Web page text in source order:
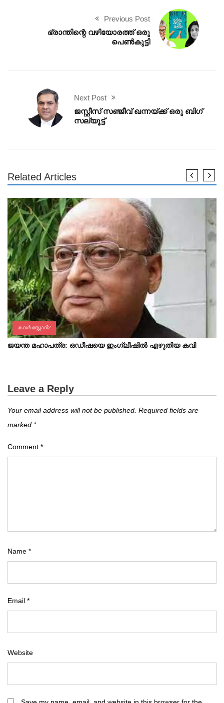
Previous Post
ഭ്രാന്തിന്റെ വഴിയോരത്ത് ഒരു
പെൺകുട്ടി
Next Post
ജസ്റ്റീസ് സഞ്ജീവ് ഖന്നയ്ക്ക് ഒരു ബിഗ്
സല്യൂട്ട്
Related Articles
കവർ സ്റ്റോറി2
ജയന്ത മഹാപത്ര: ഒഡീഷയെ ഇംഗ്ലീഷിൽ എഴുതിയ കവി
Leave a Reply
Your email address will not be published. Required fields are
marked *
Comment *
Name *
Email *
Website